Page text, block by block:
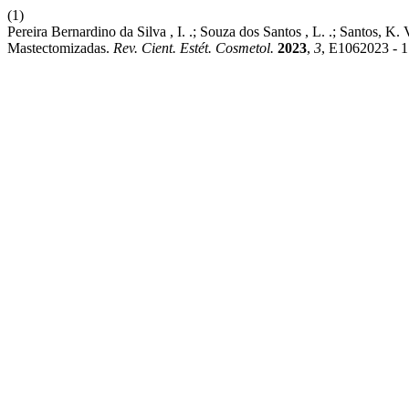
(1)
Pereira Bernardino da Silva , I. .; Souza dos Santos , L. .; Santos,
Mastectomizadas. Rev. Cient. Estét. Cosmetol. 2023, 3, E1062023 -